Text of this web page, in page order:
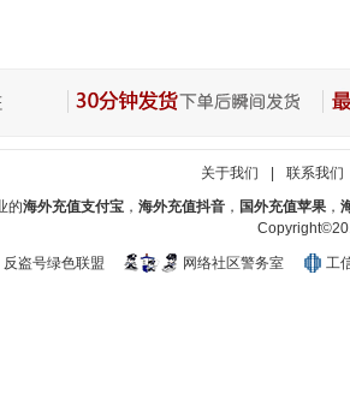
关于我们
联系我们
的海外充值支付宝， 海外充值抖音， 国外充值苹果，
反盗号绿色联盟 网络社区警务室 工